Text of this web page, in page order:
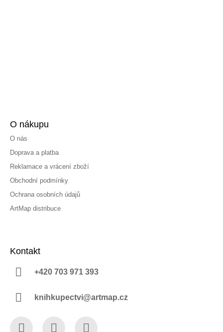
O nákupu
O nás
Doprava a platba
Reklamace a vrácení zboží
Obchodní podmínky
Ochrana osobních údajů
ArtMap distribuce
Kontakt
+420 703 971 393
knihkupectvi@artmap.cz